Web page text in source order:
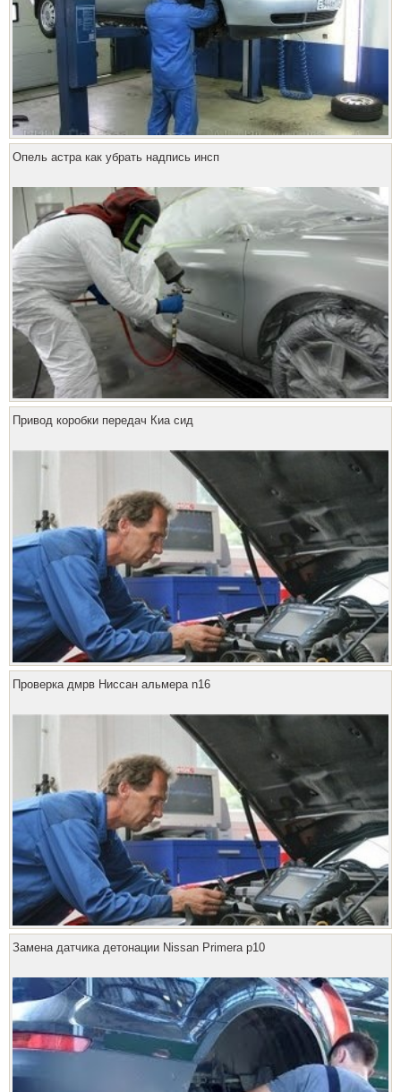
Опель астра как убрать надпись инсп
Привод коробки передач Киа сид
Проверка дмрв Ниссан альмера n16
Замена датчика детонации Nissan Primera p10